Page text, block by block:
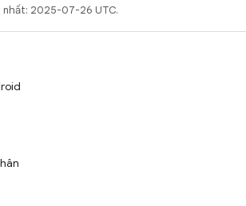
nhất: 2025-07-26 UTC.